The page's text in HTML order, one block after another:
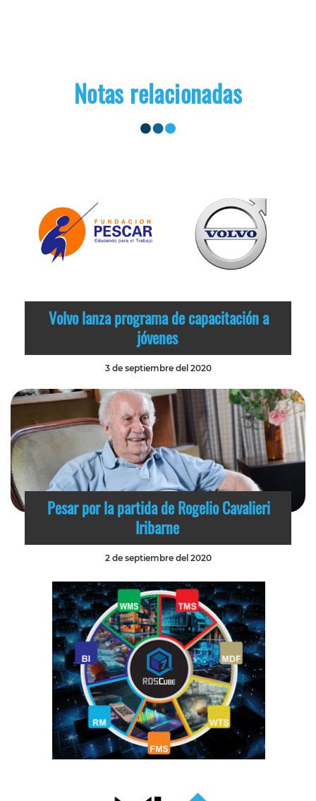
Notas relacionadas
Volvo lanza programa de capacitación a
jóvenes
3 de septiembre del 2020
Pesar por la partida de Rogelio Cavalieri
Iribarne
2 de septiembre del 2020